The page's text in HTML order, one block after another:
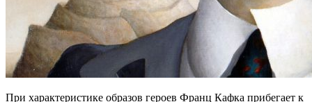
При характеристике образов героев Франц Кафка прибегает к